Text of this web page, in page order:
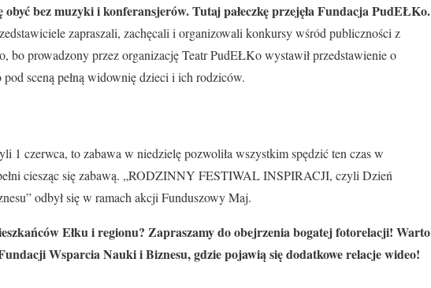
bez muzyki i konferansjerów. Tutaj pałeczkę przejęła Fundacja PudEŁKo.
zapraszali, zachęcali i organizowali konkursy wśród publiczności z
bo prowadzony przez organizację Teatr PudEŁKo wystawił przedstawienie o
sceną pełną widownię dzieci i ich rodziców.
1 czerwca, to zabawa w niedzielę pozwoliła wszystkim spędzić ten czas w
ciesząc się zabawą. „RODZINNY FESTIWAL INSPIRACJI, czyli Dzień
odbył się w ramach akcji Funduszowy Maj.
Ełku i regionu? Zapraszamy do obejrzenia bogatej fotorelacji! Warto
Wsparcia Nauki i Biznesu, gdzie pojawią się dodatkowe relacje wideo!